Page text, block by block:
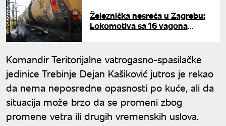
Železnička nesreća u Zagrebu:
Lokomotiva sa 16 vagona
Komandir Teritorijalne vatrogasno-spasilačke
jedinice Trebinje Dejan Kašiković jutros je rekao
da nema neposredne opasnosti po kuće, ali da
situacija može brzo da se promeni zbog
promene vetra ili drugih vremenskih uslova.